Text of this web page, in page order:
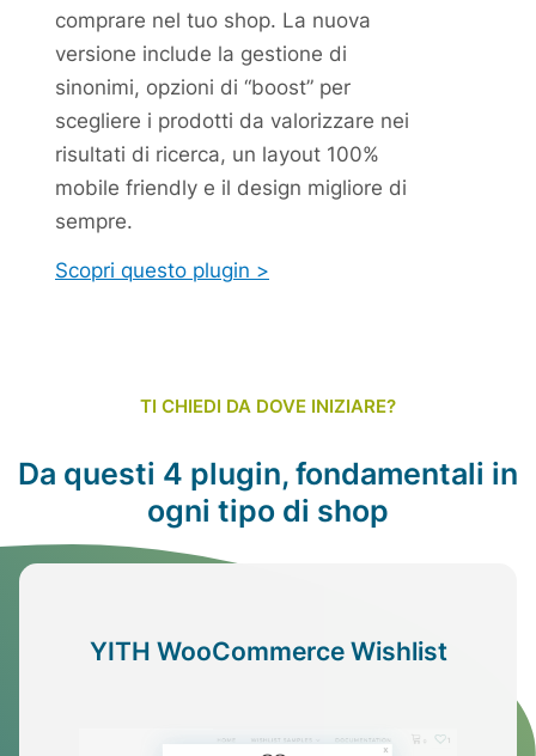
comprare nel tuo shop. La nuova
versione include la gestione di
sinonimi, opzioni di “boost” per
scegliere i prodotti da valorizzare nei
risultati di ricerca, un layout 100%
mobile friendly e il design migliore di
sempre.
Scopri questo plugin >
TI CHIEDI DA DOVE INIZIARE?
Da questi 4 plugin, fondamentali in
ogni tipo di shop
YITH WooCommerce Wishlist